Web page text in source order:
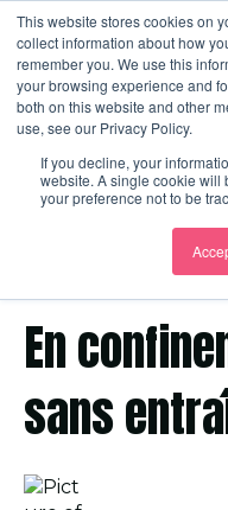
This website stores cookies on
collect information about how
remember you. We use this
your browsing experience and
both on this website and other
use, see our Privacy Policy.
If you decline, your
website. A single cookie will
your preference not to be
En
sans